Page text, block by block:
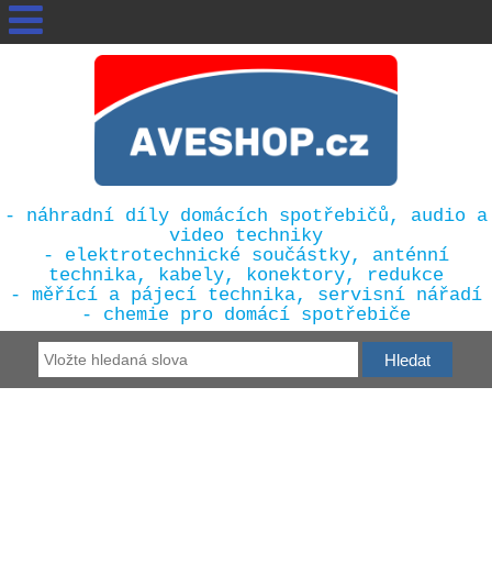
- náhradní díly domácích spotřebičů, audio a
video techniky
- elektrotechnické součástky, anténní
technika, kabely, konektory, redukce
- měřící a pájecí technika, servisní nářadí
- chemie pro domácí spotřebiče